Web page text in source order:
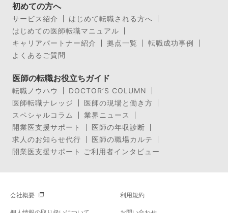
初めての方へ
サービス紹介
はじめて転職される方へ
はじめての医師転職マニュアル
キャリアパートナー紹介
拠点一覧
転職成功事例
よくあるご質問
医師の転職お役立ちガイド
転職ノウハウ
DOCTOR’S COLUMN
医師転職ナレッジ
医師の現場と働き方
スペシャルコラム
業界ニュース
開業医支援サポート
医師の年収診断
求人のお知らせ代行
医師の職場カルテ
開業医支援サポート ご利用者インタビュー
会社概要 利用規約